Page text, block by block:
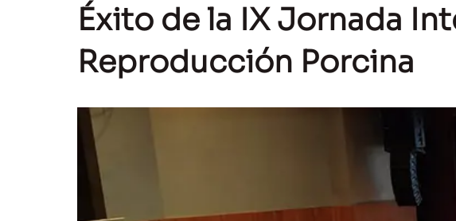
Éxito de la IX Jornada
Reproducción Porcina